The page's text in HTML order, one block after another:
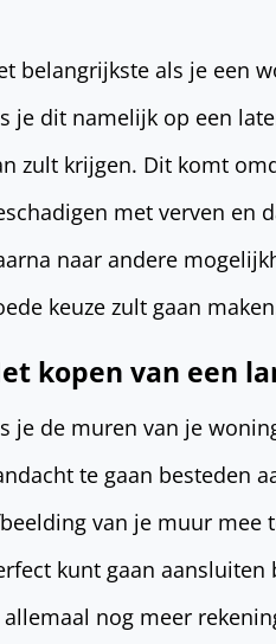
belangrijkste als je een
je dit namelijk op een
zult krijgen. Dit komt
met verven en
naar andere
keuze zult gaan
kopen van een
je de muren van je
te gaan besteden
van je muur mee
kunt gaan
allemaal nog meer